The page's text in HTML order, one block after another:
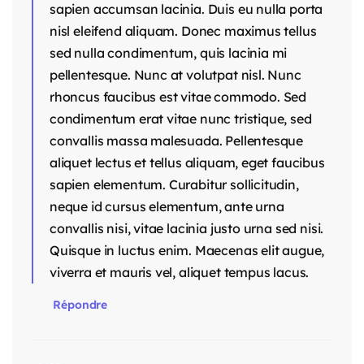
sapien accumsan lacinia. Duis eu nulla porta
nisl eleifend aliquam. Donec maximus tellus
sed nulla condimentum, quis lacinia mi
pellentesque. Nunc at volutpat nisl. Nunc
rhoncus faucibus est vitae commodo. Sed
condimentum erat vitae nunc tristique, sed
convallis massa malesuada. Pellentesque
aliquet lectus et tellus aliquam, eget faucibus
sapien elementum. Curabitur sollicitudin,
neque id cursus elementum, ante urna
convallis nisi, vitae lacinia justo urna sed nisi.
Quisque in luctus enim. Maecenas elit augue,
viverra et mauris vel, aliquet tempus lacus.
Répondre